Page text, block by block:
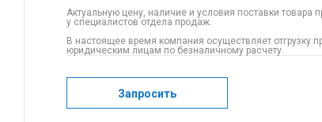
Актуальную цену, наличие и условия поставки товара
у специалистов отдела продаж.
В настоящее время компания осуществляет отгрузку
юридическим лицам по безналичному расчету.
Запросить